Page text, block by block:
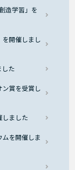
造学習」を
開催しまし
た
賞を受賞し
しました
を開催しま